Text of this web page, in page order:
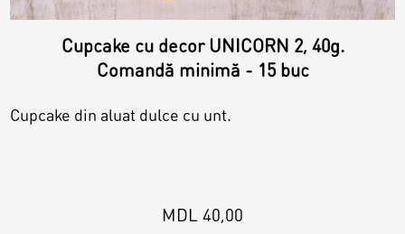
Cupcake cu decor UNICORN 2, 40g.
Comandă minimă - 15 buc
Cupcake din aluat dulce cu unt.
MDL 40,00